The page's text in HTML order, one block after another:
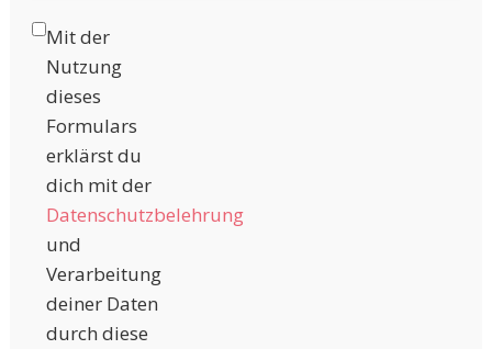
Mit der
Nutzung
dieses
Formulars
erklärst du
dich mit der
Datenschutzbelehrung
und
Verarbeitung
deiner Daten
durch diese